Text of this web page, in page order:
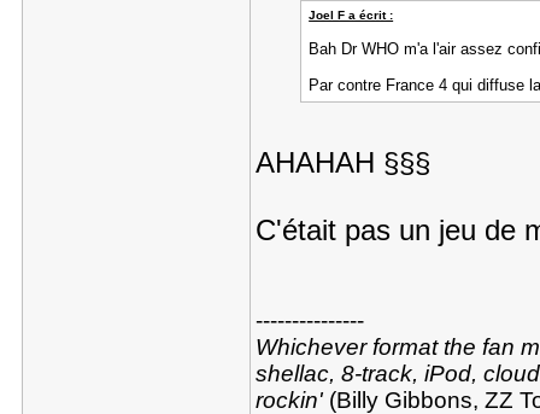
Joel F a écrit :
Bah Dr WHO m'a l'air assez
Par contre France 4 qui diffuse
AHAHAH §§§
C'était pas un jeu de
---------------
Whichever format the fan
shellac, 8-track, iPod,
rockin'(Billy Gibbons, ZZ